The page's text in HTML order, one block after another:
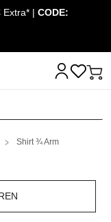
Extra* | CODE:
Shirt ¾ Arm